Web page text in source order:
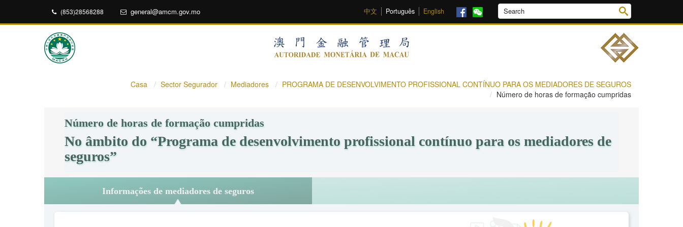
(853)28568288 general@amcm.gov.mo 中文 Português English
Casa Sector Segurador Mediadores
PROGRAMA DE DESENVOLVIMENTO PROFISSIONAL CONTÍNUO PARA OS MEDIADORES DE SEGUROS
Número de horas de formação cumpridas
Número de horas de formação cumpridas
No âmbito do “Programa de desenvolvimento profissional contínuo para os mediadores de
seguros”
Informações de mediadores de seguros